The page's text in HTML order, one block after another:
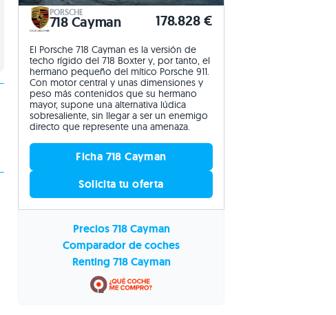
PORSCHE
718 Cayman 178.828 €
El Porsche 718 Cayman es la versión de
techo rígido del 718 Boxter y, por tanto, el
hermano pequeño del mítico Porsche 911.
Con motor central y unas dimensiones y
peso más contenidos que su hermano
mayor, supone una alternativa lúdica
sobresaliente, sin llegar a ser un enemigo
directo que represente una amenaza.
Ficha 718 Cayman
Solicita tu oferta
Precios 718 Cayman
Comparador de coches
Renting 718 Cayman